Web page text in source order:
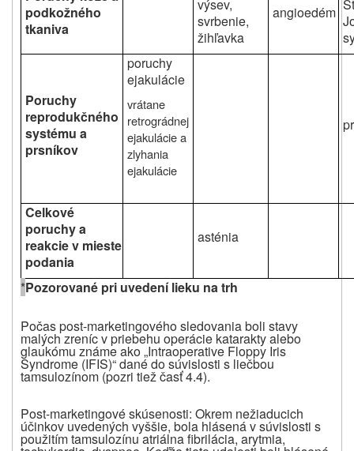
podkožného
tkaniva
výsev,
svrbenie,
žihľavka
angioedém
Poruchy
reprodukčného
systému a
prsníkov
poruchy
ejakulácie
vrátane
retrográdnej
ejakulácie a
zlyhania
ejakulácie
Celkové
poruchy a
reakcie v mieste
podania
asténia
*Pozorované pri uvedení lieku na trh
Počas post-marketingového sledovania boli stavy
malých zreníc v priebehu operácie katarakty alebo
glaukómu známe ako „Intraoperative Floppy Iris
Syndrome (IFIS)“ dané do súvislosti s liečbou
tamsulozínom (pozri tiež časť 4.4).
Post-marketingové skúsenosti: Okrem nežiaducich
účinkov uvedených vyššie, bola hlásená v súvislosti s
použitím tamsulozínuatriálna fibrilácia, arytmia,